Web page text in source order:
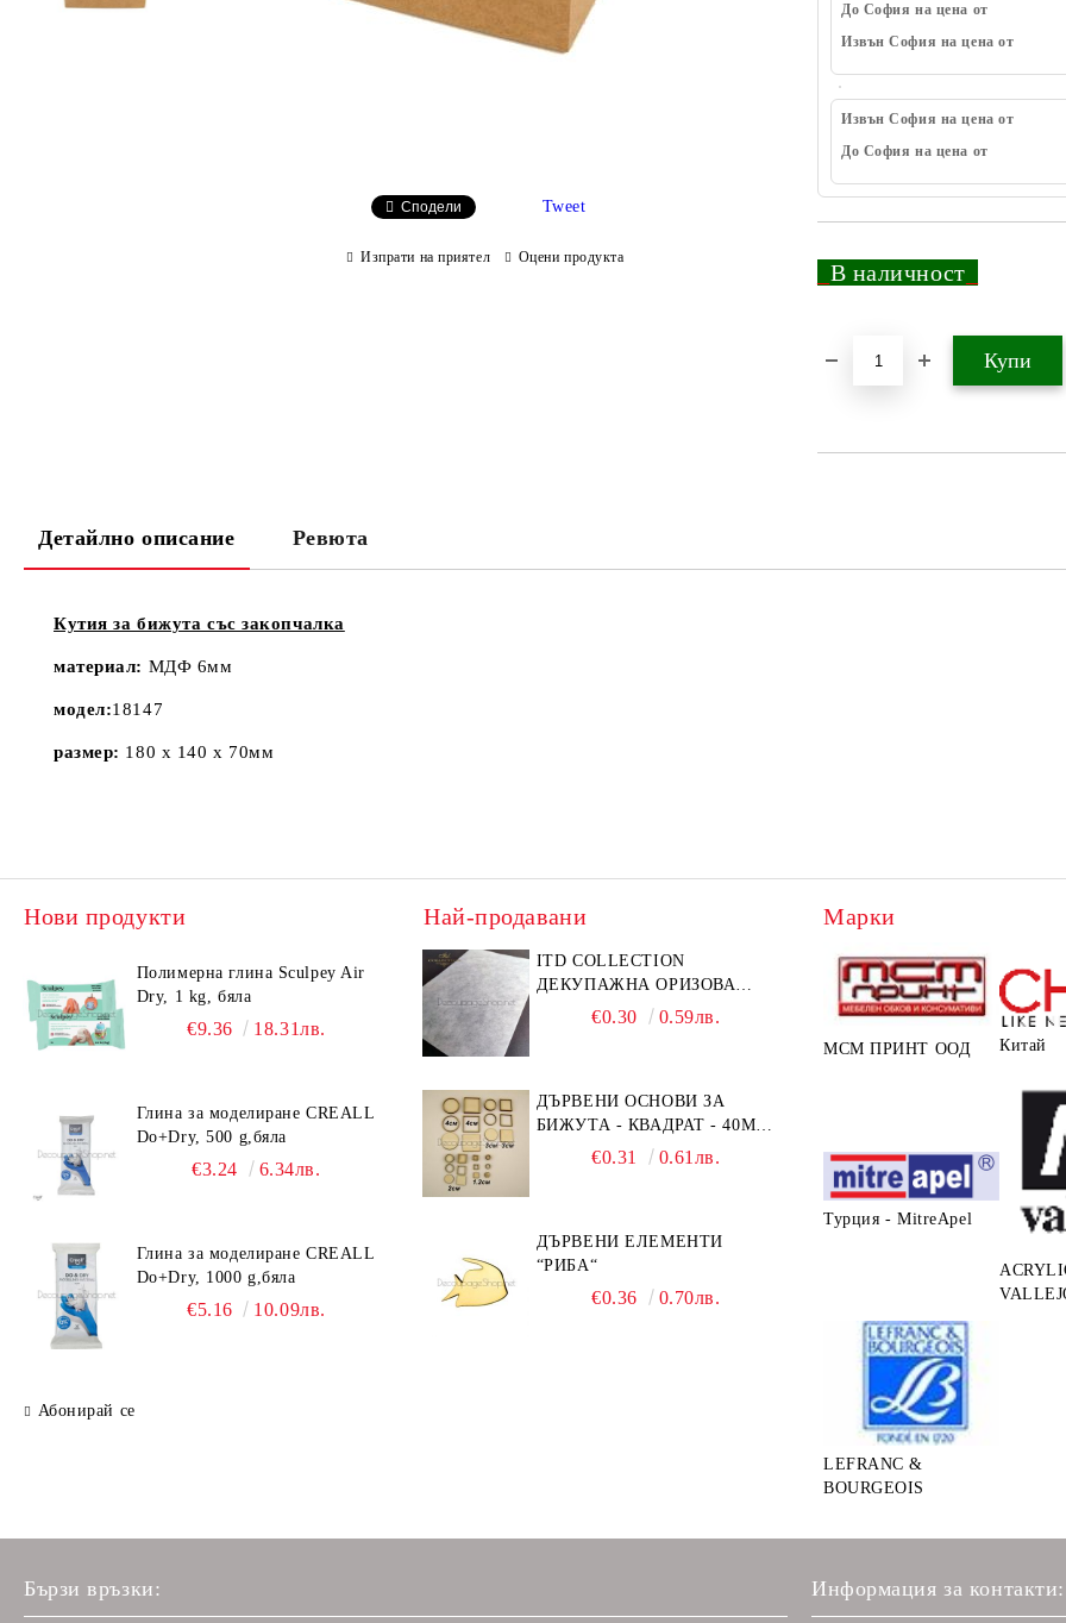
До София на цена от
Извън София на цена от
Извън София на цена от
До София на цена от
В наличност
Сподели Tweet
Изпрати на приятел Оцени продукта
Детайлно описание Ревюта
Кутия за бижута със закопчалка
материал: МДФ 6мм
модел:18147
размер: 180 х 140 х 70мм
Нови продукти
Полимерна глина Sculpey Air
Dry, 1 kg, бяла
€9.36 18.31лв.
Глина за моделиране CREALL
Do+Dry, 500 g,бяла
€3.24 6.34лв.
Глина за моделиране CREALL
Do+Dry, 1000 g,бяла
€5.16 10.09лв.
Абонирай се
Най-продавани
ITD COLLECTION
ДЕКУПАЖНА ОРИЗОВА
ХАРТИЯ А5 БЯЛА - RC044
€0.30 0.59лв.
ДЪРВЕНИ ОСНОВИ ЗА
БИЖУТА - КВАДРАТ - 40ММ
- ОСНОВИ + РАМКА
€0.31 0.61лв.
ДЪРВЕНИ ЕЛЕМЕНТИ
“РИБА“
€0.36 0.70лв.
Марки
МСМ ПРИНТ ООД Китай
Турция - MitreApel
LEFRANC &
BOURGEOIS
Бързи връзки: Информация за контакти: